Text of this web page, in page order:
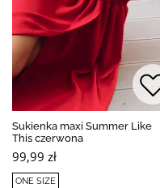
Sukienka maxi Summer Like
This czerwona
99,99 zł
ONE SIZE